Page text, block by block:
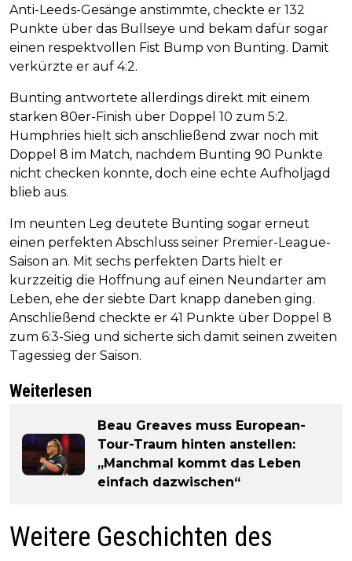
Anti-Leeds-Gesänge anstimmte, checkte er 132
Punkte über das Bullseye und bekam dafür sogar
einen respektvollen Fist Bump von Bunting. Damit
verkürzte er auf 4:2.
Bunting antwortete allerdings direkt mit einem
starken 80er-Finish über Doppel 10 zum 5:2.
Humphries hielt sich anschließend zwar noch mit
Doppel 8 im Match, nachdem Bunting 90 Punkte
nicht checken konnte, doch eine echte Aufholjagd
blieb aus.
Im neunten Leg deutete Bunting sogar erneut
einen perfekten Abschluss seiner Premier-League-
Saison an. Mit sechs perfekten Darts hielt er
kurzzeitig die Hoffnung auf einen Neundarter am
Leben, ehe der siebte Dart knapp daneben ging.
Anschließend checkte er 41 Punkte über Doppel 8
zum 6:3-Sieg und sicherte sich damit seinen zweiten
Tagessieg der Saison.
Weiterlesen
Beau Greaves muss European-
Tour-Traum hinten anstellen:
„Manchmal kommt das Leben
einfach dazwischen“
Weitere Geschichten des